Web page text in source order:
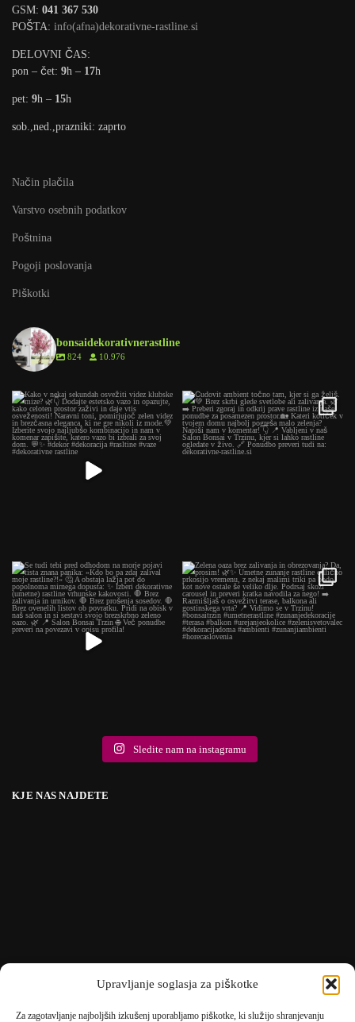
Upravljanje soglasja za piškotke
Za zagotavljanje najboljših izkušenj uporabljamo piškotke, ki služijo shranjevanju
GSM: 041 367 530
POŠTA: info(afna)dekorativne-rastline.si
DELOVNI ČAS:
pon – čet: 9h – 17h
pet: 9h – 15h
sob.,ned.,prazniki: zaprto
Način plačila
Varstvo osebnih podatkov
Poštnina
Pogoji poslovanja
Piškotki
bonsaidekorativnerastline
824 10.976
Sledite nam na instagramu
KJE NAS NAJDETE